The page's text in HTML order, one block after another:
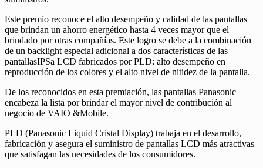
Este premio reconoce el alto desempeño y calidad de las pantallas
que brindan un ahorro energético hasta 4 veces mayor que el
brindado por otras compañías. Este logro se debe a la combinación
de un backlight especial adicional a dos características de las
pantallasIPSa LCD fabricados por PLD: alto desempeño en
reproducción de los colores y el alto nivel de nitidez de la pantalla.
De los reconocidos en esta premiación, las pantallas Panasonic
encabeza la lista por brindar el mayor nivel de contribución al
negocio de VAIO &Mobile.
PLD (Panasonic Liquid Cristal Display) trabaja en el desarrollo,
fabricación y asegura el suministro de pantallas LCD más atractivas
que satisfagan las necesidades de los consumidores.